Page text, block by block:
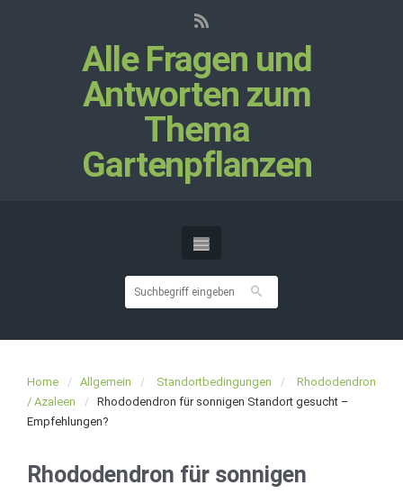
Alle Fragen und
Antworten zum
Thema
Gartenpflanzen
Home Allgemein Standortbedingungen
Rhododendron
/ Azaleen
Rhododendron für sonnigen Standort gesucht –
Empfehlungen?
Rhododendron für sonnigen